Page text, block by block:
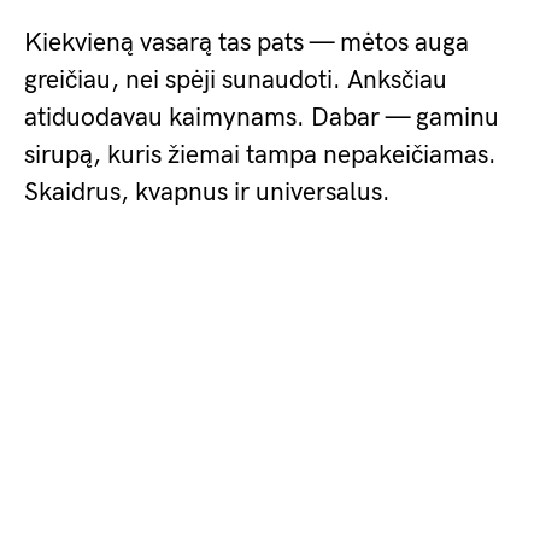
Kiekvieną vasarą tas pats — mėtos auga
greičiau, nei spėji sunaudoti. Anksčiau
atiduodavau kaimynams. Dabar — gaminu
sirupą, kuris žiemai tampa nepakeičiamas.
Skaidrus, kvapnus ir universalus.